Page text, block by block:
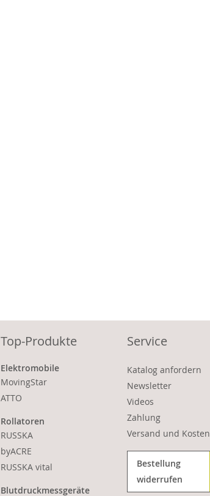
Top-Produkte
Elektromobile
MovingStar
ATTO
Rollatoren
RUSSKA
byACRE
RUSSKA vital
Blutdruckmessgeräte
Service
Katalog anfordern
Newsletter
Videos
Zahlung
Versand und Kosten
Bestellung
widerrufen